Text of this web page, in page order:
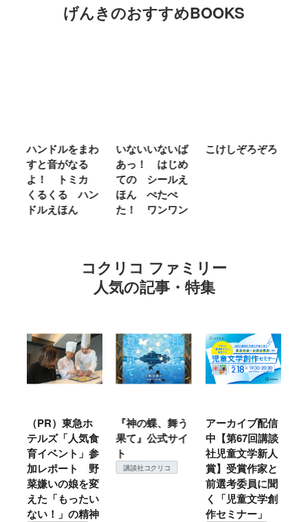
げんきのおすすめBOOKS
ハンドルをまわ
すと音がなる
よ！ トミカ
くるくる ハン
ドルえほん
いないいないば
あっ！ はじめ
ての シールえ
ほん ぺたぺ
た！ ワンワン
こけしぞろぞろ
コクリコ ファミリー
人気の記事・特集
（PR）東急ホ
テルズ「人気食
育イベント」参
加レポート 野
菜嫌いの娘を変
えた「もったい
ない！」の精神
『神の蝶、舞う
果て』公式サイ
ト
講談社コクリコ
アーカイブ配信
中【第67回講談
社児童文学新人
賞】受賞作家と
前選考委員に聞
く「児童文学創
作セミナー」